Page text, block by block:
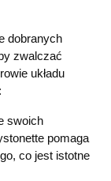
dobranych
zwalczać
układu
swoich
pomaga
co jest istotne